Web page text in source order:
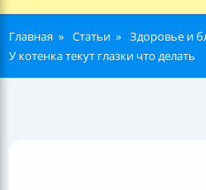
Главная Статьи
Здоровье и
У котенка текут глазки что делать